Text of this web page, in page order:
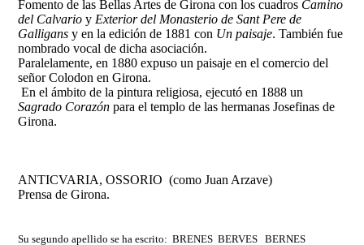
Fomento de las Bellas Artes de Girona con los cuadros Camino
del Calvarioy Exterior del Monasterio de Sant Pere de
Galligans y en la edición de 1881 con Un paisaje. También fue
nombrado vocal de dicha asociación.
Paralelamente, en 1880 expuso un paisaje en el comercio del
señor Colodon en Girona.
En el ámbito de la pintura religiosa, ejecutó en 1888 un
Sagrado Corazón para el templo de las hermanas Josefinas de
Girona.
ANTICVARIA, OSSORIO (como Juan Arzave)
Prensa de Girona.
Su segundo apellido se ha escrito: BRENES BERVES BERNES